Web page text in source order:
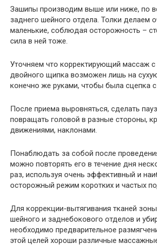
Зашипы производим выше или ниже, по
заднего шейного отдела. Толки делаем
маленькие, соблюдая осторожность –
сила в ней тоже.
Уточняем что корректирующий массаж
двойного щипка возможен лишь на
конечно же руками, чтобы была сцепка с
После приема выровняться, сделать
повращать головой в разные стороны,
движениями, наклонами.
Понаблюдать за собой после
можно повторять его в течение дня
раз, используя очень эффективный и
осторожный режим коротких и частых
Для коррекции-вытягивания тканей
шейного и заднебокового отделов и
необходимо предварительное
этой целей хороши различные